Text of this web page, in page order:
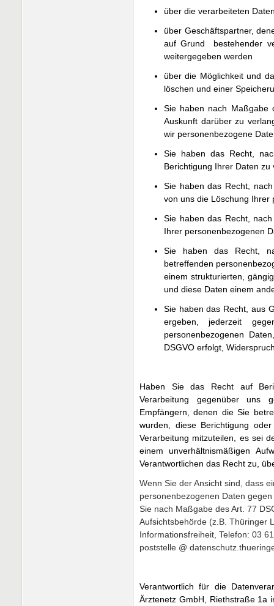
über die verarbeiteten
über Geschäftspartner,
auf Grund bestehender
weitergegeben werden
über die Möglichkeit und
löschen und einer
Sie haben nach Maßgabe
Auskunft darüber zu
wir personenbezogene
Sie haben das Recht,
Berichtigung Ihrer Daten zu
Sie haben das Recht,
von uns die Löschung Ihrer
Sie haben das Recht,
Ihrer personenbezogenen
Sie haben das Recht,
betreffenden
einem strukturierten,
und diese Daten einem
Sie haben das Recht, aus
ergeben, jederzeit
personenbezogenen
DSGVO erfolgt,
Haben Sie das Recht auf
Verarbeitung gegenüber uns
Empfängern, denen die Sie
wurden, diese Berichtigung
Verarbeitung mitzuteilen, es sei
einem unverhältnismäßigen
Verantwortlichen das Recht zu,
Wenn Sie der Ansicht sind, dass
personenbezogenen Daten
Sie nach Maßgabe des Art. 77
Aufsichtsbehörde (z.B. Thüringer
Informationsfreiheit, Telefon: 03
poststelle @
Verantwortlich für die
Ärztenetz GmbH, Riethstraße 1a